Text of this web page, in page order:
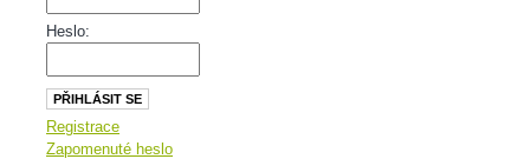
Heslo:
Registrace
Zapomenuté heslo